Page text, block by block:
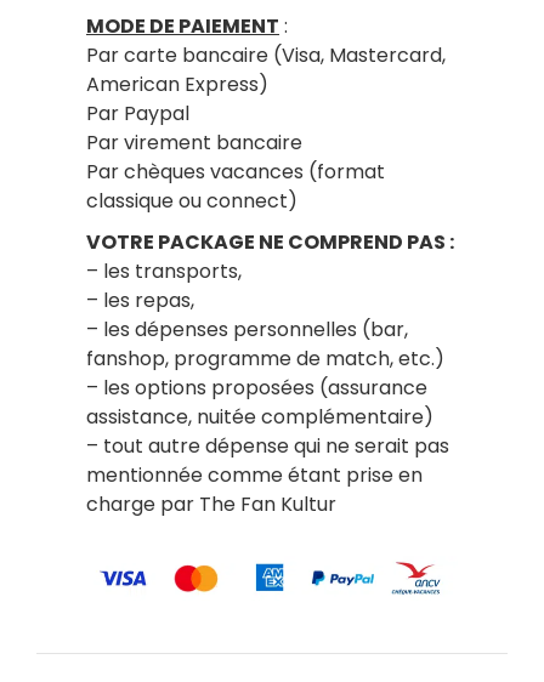
MODE DE PAIEMENT :
Par carte bancaire (Visa, Mastercard,
American Express)
Par Paypal
Par virement bancaire
Par chèques vacances (format
classique ou connect)
VOTRE PACKAGE NE COMPREND PAS :
– les transports,
– les repas,
– les dépenses personnelles (bar,
fanshop, programme de match, etc.)
– les options proposées (assurance
assistance, nuitée complémentaire)
– tout autre dépense qui ne serait pas
mentionnée comme étant prise en
charge par The Fan Kultur